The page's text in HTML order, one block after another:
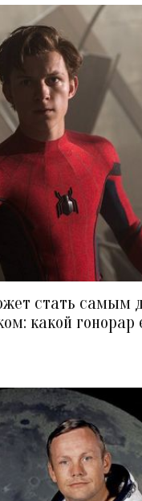
стать самым
какой гонорар